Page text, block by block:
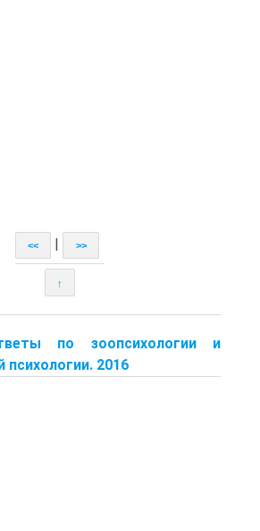
<< >>
↑
по зоопсихологии и
психологии. 2016